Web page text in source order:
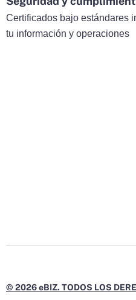
Certificados bajo estándares
tu información y operaciones
© 2026 eBIZ. TODOS LOS